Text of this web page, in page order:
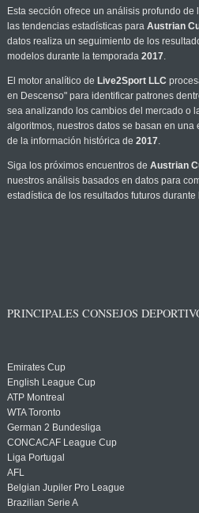
Esta sección ofrece un análisis profundo
las tendencias estadísticas para Austrian
datos realiza un seguimiento de los
modelos durante la temporada 2017.
El motor analítico de Live2Sport LLC
en Descenso" para identificar patrones
sea analizando los cambios del mercado o
algoritmos, nuestros datos se basan en
de la información histórica de 2017.
Siga los próximos encuentros de Austrian
nuestros análisis basados en datos para
estadística de los resultados futuros durante
PRINCIPALES CONSEJOS
Emirates Cup
English League Cup
ATP Montreal
WTA Toronto
German 2 Bundesliga
CONCACAF League Cup
Liga Portugal
AFL
Belgian Jupiler Pro League
Brazilian Serie A